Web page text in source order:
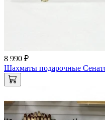
8 990 ₽
Шахматы подарочные